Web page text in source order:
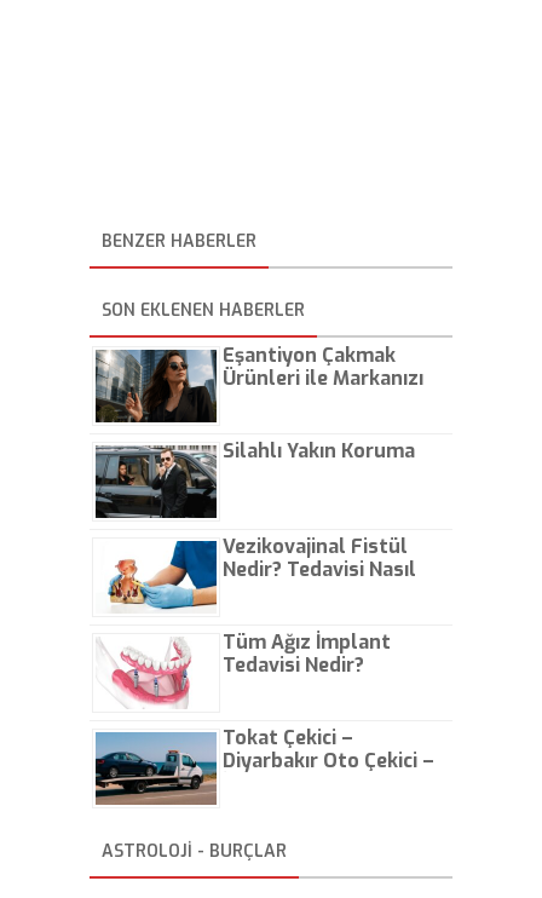
BENZER HABERLER
SON EKLENEN HABERLER
Eşantiyon Çakmak
Ürünleri ile Markanızı
Silahlı Yakın Koruma
Vezikovajinal Fistül
Nedir? Tedavisi Nasıl
Tüm Ağız İmplant
Tedavisi Nedir?
Tokat Çekici –
Diyarbakır Oto Çekici –
ASTROLOJİ - BURÇLAR